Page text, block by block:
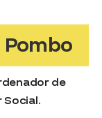
de
Social.